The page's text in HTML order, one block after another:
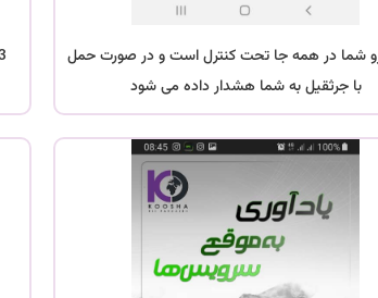
شما در همه جا تحت کنترل است و در صورت حمل
با جرثقیل به شما هشدار داده می شود